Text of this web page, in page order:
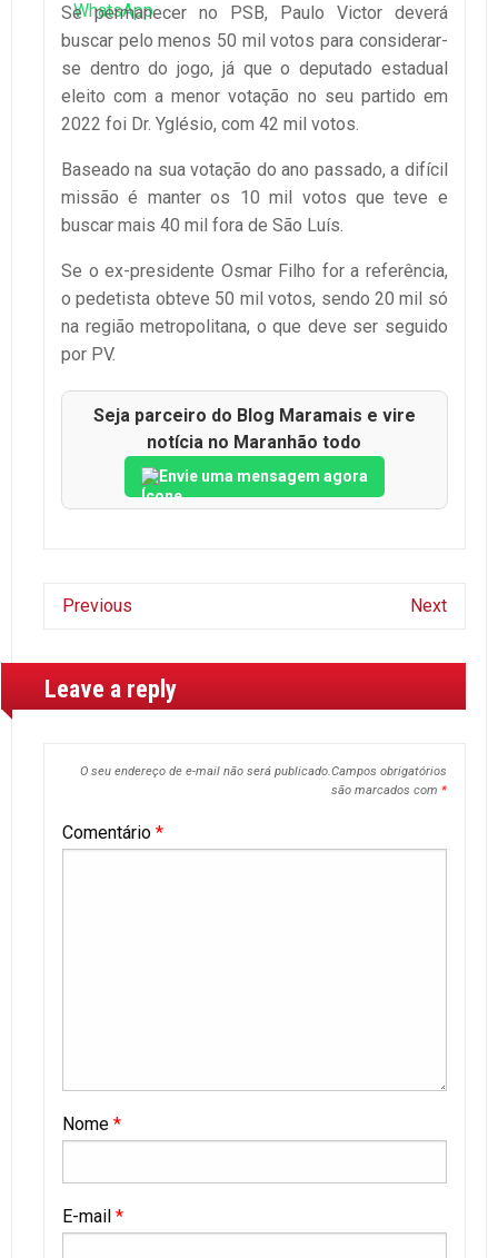
Se permanecer no PSB, Paulo Victor deverá
buscar pelo menos 50 mil votos para considerar-
se dentro do jogo, já que o deputado estadual
eleito com a menor votação no seu partido em
2022 foi Dr. Yglésio, com 42 mil votos.
Baseado na sua votação do ano passado, a difícil
missão é manter os 10 mil votos que teve e
buscar mais 40 mil fora de São Luís.
Se o ex-presidente Osmar Filho for a referência,
o pedetista obteve 50 mil votos, sendo 20 mil só
na região metropolitana, o que deve ser seguido
por PV.
Seja parceiro do Blog Maramais e vire
notícia no Maranhão todo
Envie uma mensagem agora
Previous Next
Leave a reply
O seu endereço de e-mail não será publicado.Campos obrigatórios
são marcados com *
Comentário *
Nome *
E-mail *